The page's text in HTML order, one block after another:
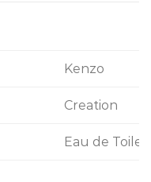
Kenzo
Creation
Eau de